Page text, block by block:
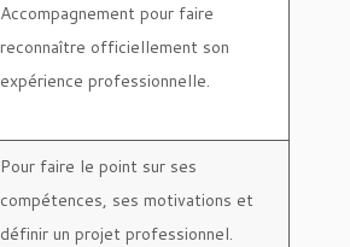
Accompagnement pour faire
reconnaître officiellement son
expérience professionnelle.
Pour faire le point sur ses
compétences, ses motivations et
définir un projet professionnel.